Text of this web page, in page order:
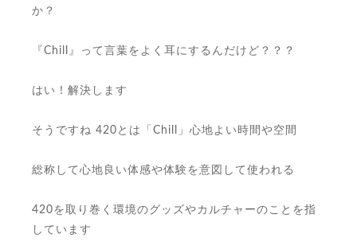
か？
『Chill』って言葉をよく耳にするんだけど？？？
はい！解決します
そうですね 420とは「Chill」心地よい時間や空間
総称して心地良い体感や体験を意図して使われる
420を取り巻く環境のグッズやカルチャーのことを指
しています